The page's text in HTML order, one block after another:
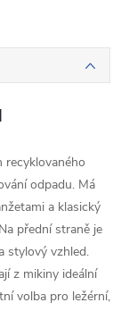
recyklovaného
odpadu. Má
a klasický
přední straně je
stylový vzhled.
z mikiny ideální
volba pro ležérní,